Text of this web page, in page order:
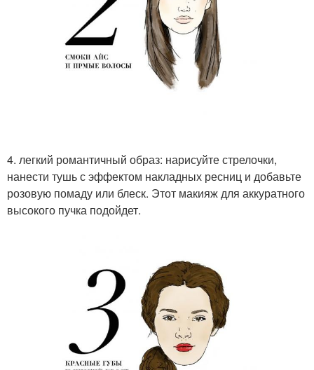
4. легкий романтичный образ: нарисуйте стрелочки,
нанести тушь с эффектом накладных ресниц и добавьте
розовую помаду или блеск. Этот макияж для аккуратного
высокого пучка подойдет.